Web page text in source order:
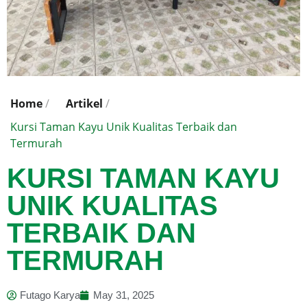
Home/ Artikel /
Kursi Taman Kayu Unik Kualitas Terbaik dan
Termurah
KURSI TAMAN KAYU
UNIK KUALITAS
TERBAIK DAN
TERMURAH
Futago Karya May 31, 2025